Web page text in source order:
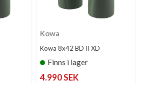
Kowa
Kowa 8x42 BD II XD
Finns i lager
4.990 SEK